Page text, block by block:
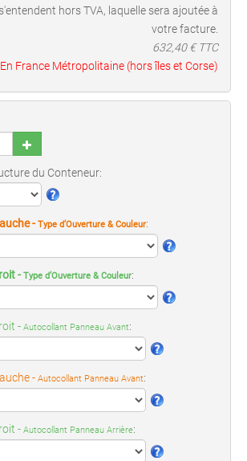
hors TVA, laquelle sera ajoutée à
votre facture.
632,40€ TTC
France Métropolitaine (hors îles et Corse)
du Conteneur:
-Type d’Ouverture & Couleur:
-Type d’Ouverture & Couleur:
- Autocollant Panneau Avant:
- Autocollant Panneau Avant:
- Autocollant Panneau Arrière: